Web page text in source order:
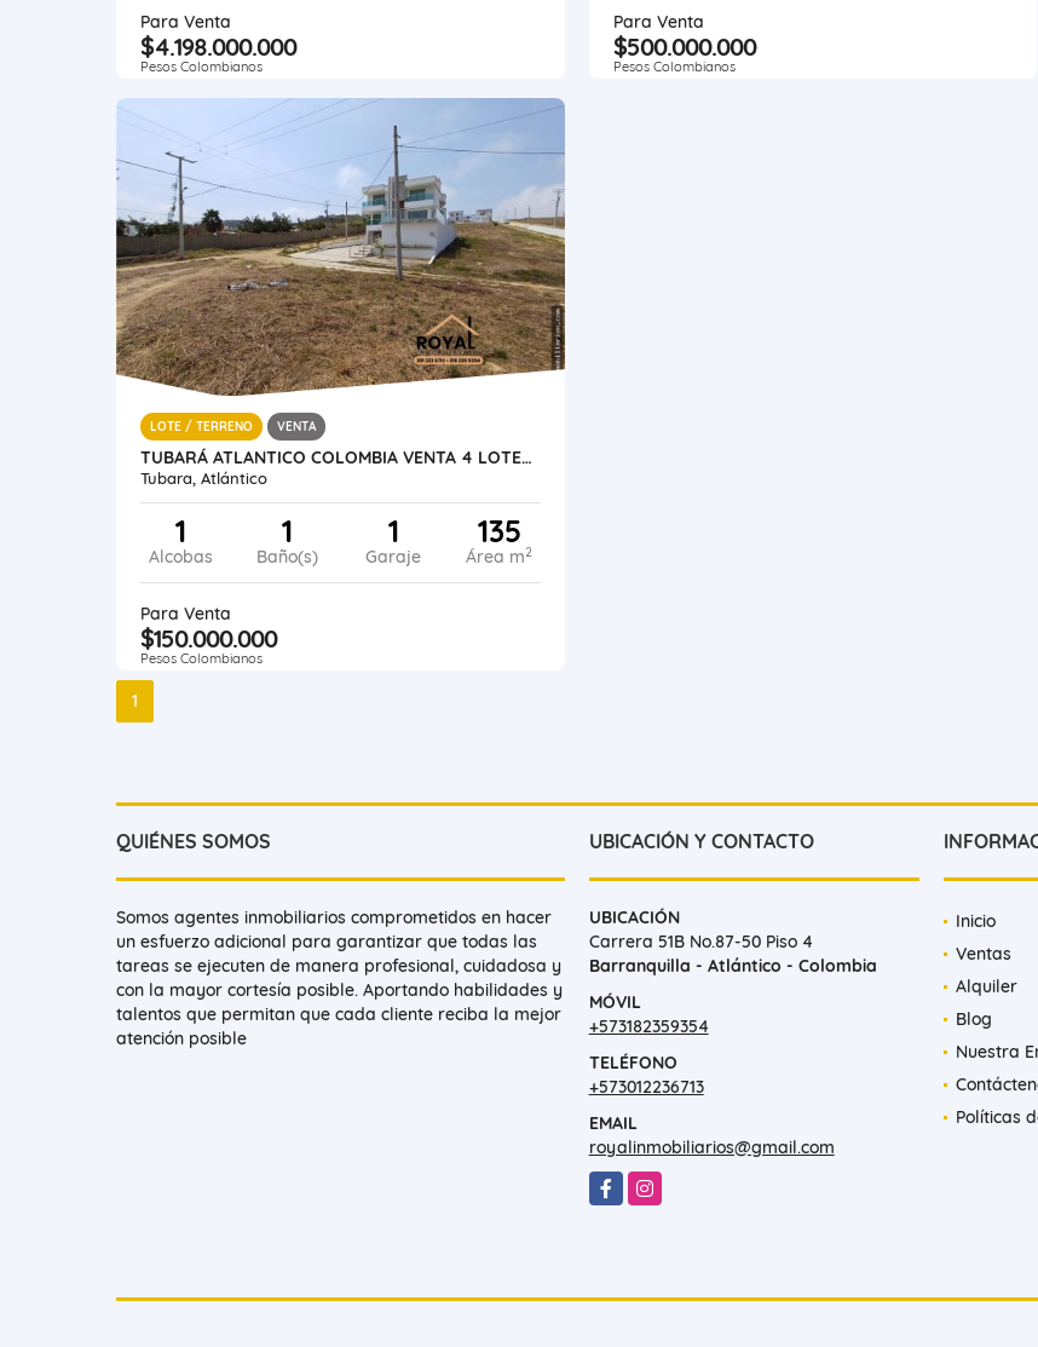
Para Venta
$4.198.000.000
Pesos Colombianos
Para Venta
$500.000.000
Pesos Colombianos
LOTE / TERRENO VENTA
TUBARÁ ATLANTICO COLOMBIA VENTA 4 LOTES CONDOMINIO JWAEIRRUKU
Tubara, Atlántico
1
Alcobas
1
Baño(s)
1
Garaje
135
Área m2
Para Venta
$150.000.000
Pesos Colombianos
1
QUIÉNES SOMOS
Somos agentes inmobiliarios comprometidos en hacer
un esfuerzo adicional para garantizar que todas las
tareas se ejecuten de manera profesional, cuidadosa y
con la mayor cortesía posible. Aportando habilidades y
talentos que permitan que cada cliente reciba la mejor
atención posible
UBICACIÓN Y CONTACTO
UBICACIÓN
Carrera 51B No.87-50 Piso 4
Barranquilla - Atlántico - Colombia
MÓVIL
+573182359354
TELÉFONO
+573012236713
EMAIL
royalinmobiliarios@gmail.com
FacebookInstagram
Inicio
Ventas
Alquiler
Blog
Nuestra
Políticas